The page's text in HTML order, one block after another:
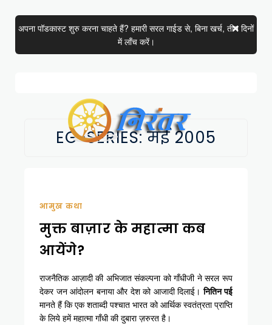
अपना पॉडकास्ट शुरु करना चाहते हैं? हमारी सरल गाईड से, बिना खर्च, तीन दिनों
में लाँच करें।
EG-SERIES:मई 2005
आमुख कथा
मुक्त बाज़ार के महात्मा कब
आयेंगे?
राजनैतिक आज़ादी की अभिजात संकल्पना को गाँधीजी ने सरल रूप
देकर जन आंदोलन बनाया और देश को आजादी दिलाई।नितिन पई
मानते हैं कि एक शताब्दी पश्चात भारत को आर्थिक स्वतंत्रता प्राप्ति
के लिये हमें महात्मा गाँधी की दुबारा ज़रुरत है।